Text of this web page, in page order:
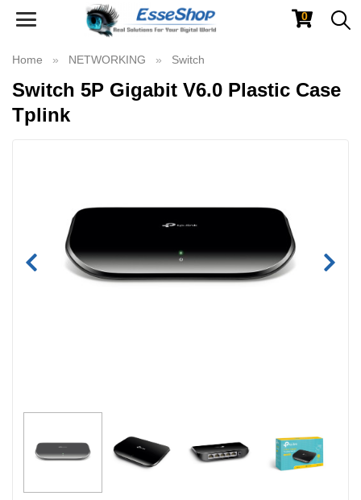
Toggle
0
Home NETWORKING Switch
Switch 5P Gigabit V6.0 Plastic Case
Tplink